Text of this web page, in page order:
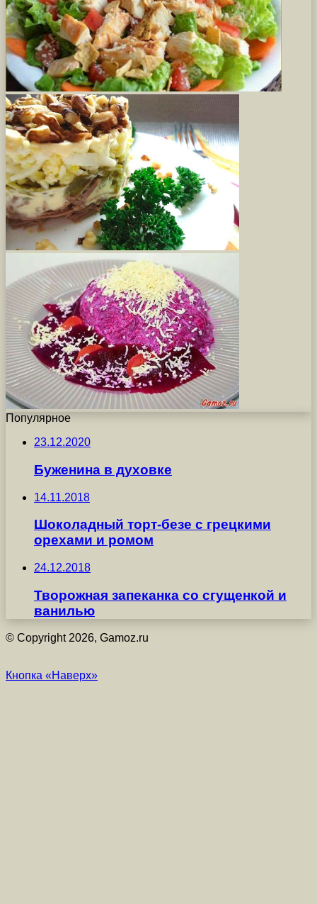
Популярное
23.12.2020
Буженина в духовке
14.11.2018
Шоколадный торт-безе с грецкими
орехами и ромом
24.12.2018
Творожная запеканка со сгущенкой и
ванилью
© Copyright 2026, Gamoz.ru
Кнопка «Наверх»